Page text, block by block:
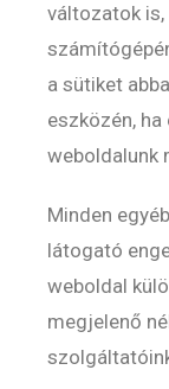
változatok is,
a sütiket
eszközén,
weboldalunk
Minden
látogató
weboldal
megjelenő